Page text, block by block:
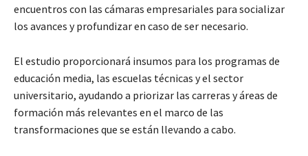
encuentros con las cámaras empresariales para socializar
los avances y profundizar en caso de ser necesario.
El estudio proporcionará insumos para los programas de
educación media, las escuelas técnicas y el sector
universitario, ayudando a priorizar las carreras y áreas de
formación más relevantes en el marco de las
transformaciones que se están llevando a cabo.